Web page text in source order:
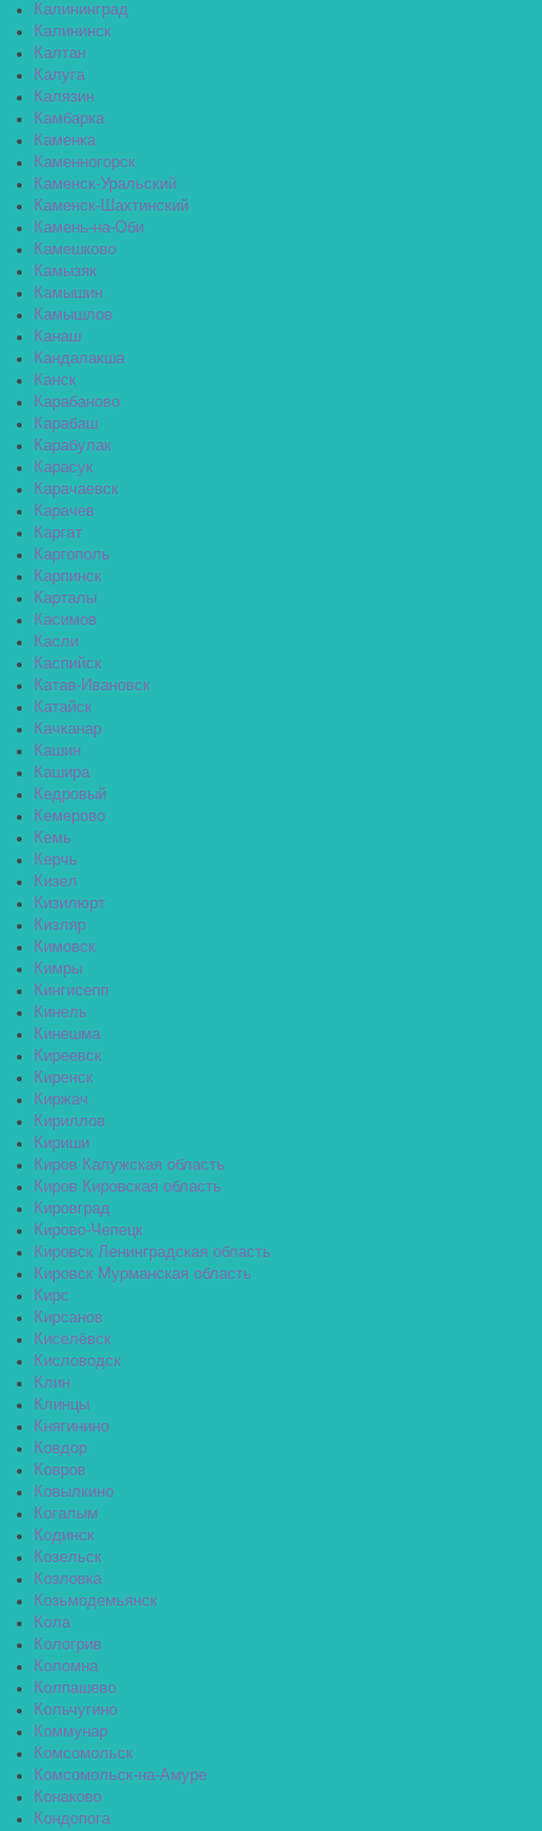
Калининград
Калининск
Калтан
Калуга
Калязин
Камбарка
Каменка
Каменногорск
Каменск-Уральский
Каменск-Шахтинский
Камень-на-Оби
Камешково
Камызяк
Камышин
Камышлов
Канаш
Кандалакша
Канск
Карабаново
Карабаш
Карабулак
Карасук
Карачаевск
Карачев
Каргат
Каргополь
Карпинск
Карталы
Касимов
Касли
Каспийск
Катав-Ивановск
Катайск
Качканар
Кашин
Кашира
Кедровый
Кемерово
Кемь
Керчь
Кизел
Кизилюрт
Кизляр
Кимовск
Кимры
Кингисепп
Кинель
Кинешма
Киреевск
Киренск
Киржач
Кириллов
Кириши
Киров Калужская область
Киров Кировская область
Кировград
Кирово-Чепецк
Кировск Ленинградская область
Кировск Мурманская область
Кирс
Кирсанов
Киселёвск
Кисловодск
Клин
Клинцы
Княгинино
Ковдор
Ковров
Ковылкино
Когалым
Кодинск
Козельск
Козловка
Козьмодемьянск
Кола
Кологрив
Коломна
Колпашево
Кольчугино
Коммунар
Комсомольск
Комсомольск-на-Амуре
Конаково
Кондопога